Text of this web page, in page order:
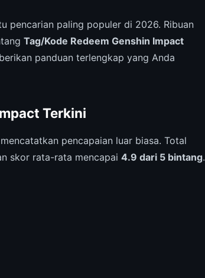
pencarian paling populer di 2026. Ribuan
Tag/Kode Redeem Genshin Impact
panduan terlengkap yang Anda
Terkini
mencatatkan pencapaian luar biasa. Total
skor rata-rata mencapai 4.9 dari 5 bintang.